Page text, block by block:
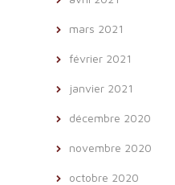
mars 2021
février 2021
janvier 2021
décembre 2020
novembre 2020
octobre 2020